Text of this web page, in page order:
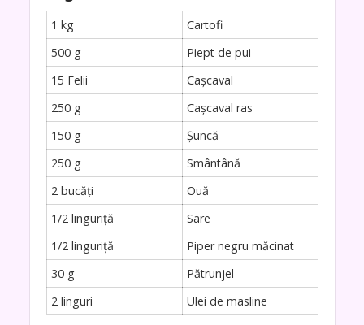
1 kg
Cartofi
500 g
Piept de pui
15 Felii
Cașcaval
250 g
Cașcaval ras
150 g
Șuncă
250 g
Smântână
2 bucăți
Ouă
1/2 linguriță
Sare
1/2 linguriță
Piper negru măcinat
30 g
Pătrunjel
2 linguri
Ulei de masline